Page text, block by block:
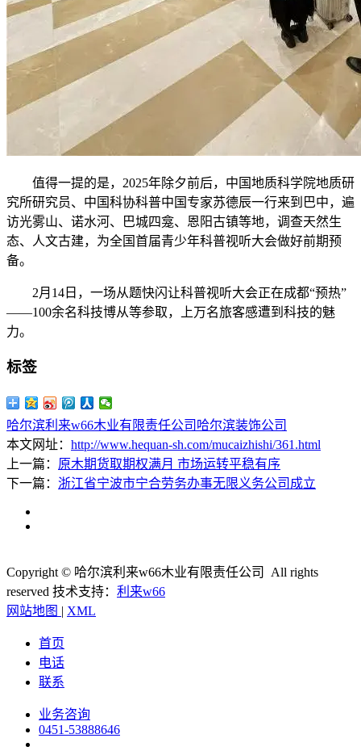
值得一提的是，2025年除夕前后，中国地质科学院地质研
究所研究员、中国科协科普中国专家苏德辰一行来到巴中，遍
访光雾山、诺水河、巴城四龛、恩阳古镇等地，调查天然生
态、人文古建，为全国首届青少年科普视听大会做好前期预
备。
2月14日，一场从题快闪让科普视听大会正在成都“预热”
——100余名科技博从等参取，上万名旅客感遭到科技的魅
力。
标签
哈尔滨利来w66木业有限责任公司 哈尔滨装饰公司
本文网址： http://www.hequan-sh.com/mucaizhishi/361.html
上一篇： 原木期货取期权满月 市场运转平稳有序
下一篇： 浙江省宁波市宁合劳务办事无限义务公司成立
Copyright © 哈尔滨利来w66木业有限责任公司 All rights
reserved 技术支持： 利来w66
网站地图 | XML
首页
电话
联系
业务咨询
0451-53888646